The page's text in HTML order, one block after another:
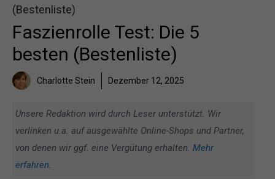
(Bestenliste)
Faszienrolle Test: Die 5
besten (Bestenliste)
Charlotte Stein Dezember 12, 2025
Unsere Redaktion wird durch Leser unterstützt. Wir
verlinken u.a. auf ausgewählte Online-Shops und Partner,
von denen wir ggf. eine Vergütung erhalten. Mehr
erfahren.